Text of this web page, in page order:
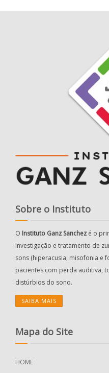
Sobre o Instituto
O Instituto Ganz Sanchez é o
investigação e tratamento de
sons (hiperacusia, misofonia e
pacientes com perda auditiva,
distúrbios do sono.
SAIBA MAIS
Mapa do Site
HOME